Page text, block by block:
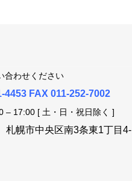
合わせください
4453 FAX 011-252-7002
– 17:00 [ 土・日・祝日除く ]
幌市中央区南3条東1丁目4-